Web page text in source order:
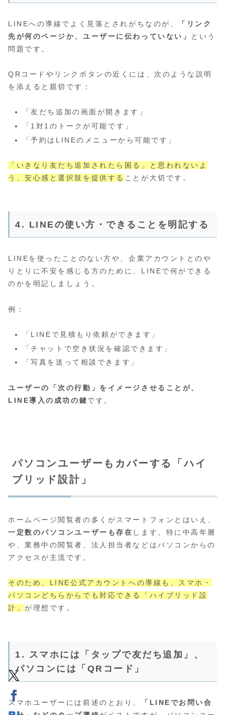
LINEへの導線でよく見落とされがちなのが、
「リンク
先が何のページか、ユーザーに伝わっていない」
という
問題です。
QRコードやリンクボタンの近くには、次のような説明
を添えると親切です：
「友だち追加の画面が開きます」
「1対1のトークが可能です」
「予約はLINEのメニューから可能です」
「いきなり友だち追加されたら困る」と思われないよ
う、安心感と選択肢を提供する ことが大切です。
4. LINEの使い方・できることを明記する
LINEを使ったことのない方や、企業アカウントとのや
りとりに不安を感じる方のために、LINEで何ができる
のかを明記しましょう。
例：
「LINEで見積もり依頼ができます」
「チャットで空き状況を確認できます」
「写真を送って相談できます」
ユーザーの「次の行動」をイメージさせることが、
LINE導入の成功の鍵です。
パソコンユーザーもカバーする「ハイ
ブリッド設計」
ホームページ閲覧者の多くがスマートフォンとはいえ、
一定数のパソコンユーザーも存在 します。特に中高年層
や、業務中の閲覧者、法人担当者などはパソコンからの
アクセスが主流です。
そのため、LINE公式アカウントへの導線も、スマホ・
パソコンどちらからでも対応できる「ハイブリッド設
計」 が理想です。
1. スマホには「タップで友だち追加」、
パソコンには「QRコード」
スマホユーザーには前述のとおり、
「LINEでお問い合